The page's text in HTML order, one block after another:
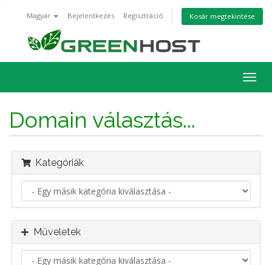
Magyar Bejelentkezés Regisztráció Kosár megtekintése
a
Domain választás...
Kategóriák
Műveletek